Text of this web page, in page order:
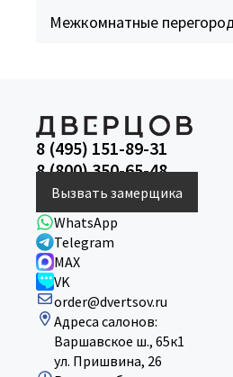
Межкомнатные
8 (495) 151-89-31
8 (800) 350-65-48
Вызвать замерщика
WhatsApp
Telegram
MAX
VK
order@dvertsov.ru
Адреса салонов:
Варшавское ш., 65к1
ул. Пришвина, 26